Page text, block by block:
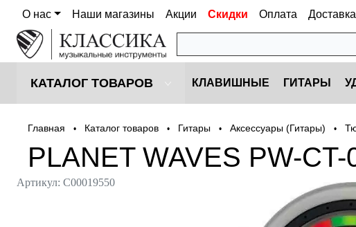
О нас Наши магазины Акции Скидки Оплата Доставка
КАТАЛОГ ТОВАРОВ КЛАВИШНЫЕ ГИТАРЫ
Главная • Каталог товаров • Гитары • Аксессуары (Гитары) •
PLANET WAVES PW-CT-
Артикул: С00019550